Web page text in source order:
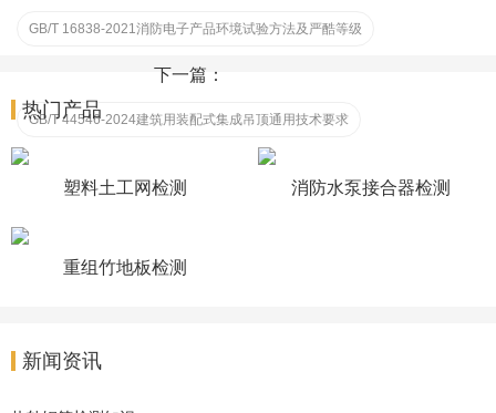
GB/T 16838-2021消防电子产品环境试验方法及严酷等级
下一篇：
GB/T 44546-2024建筑用装配式集成吊顶通用技术要求
热门产品
塑料土工网检测 消防水泵接合器检测
重组竹地板检测
新闻资讯